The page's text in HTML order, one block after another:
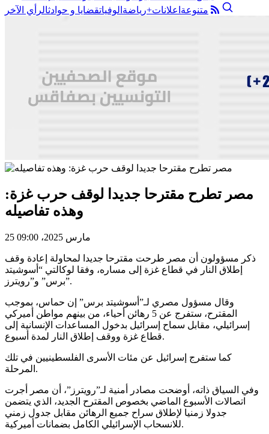
متنوعة اعلانات+رياضة الوفياتقضايا و حوادثالرأي الآخر
مصر تطرح مقترحا جديدا لوقف حرب غزة:
وهذه تفاصيله
25 مارس 2025، 09:00
ذكر مسؤولون أن مصر طرحت مقترحا جديدا لمحاولة إعادة وقف
إطلاق النار في قطاع غزة إلى مساره، وفقا لوكالتي “أسوشيتد
برس” و”رويترز”.
وقال مسؤول مصري لـ”أسوشيتد برس” إن حماس، بموجب
المقترح، ستفرج عن 5 رهائن أحياء، من بينهم مواطن أميركي
إسرائيلي، مقابل سماح إسرائيل بدخول المساعدات الإنسانية إلى
قطاع غزة ووقف إطلاق النار لمدة أسبوع.
كما ستفرج إسرائيل عن مئات الأسرى الفلسطينيين في تلك
المرحلة.
وفي السياق ذاته، أوضحت مصادر أمنية لـ”رويترز”، أن مصر أجرت
اتصالات الأسبوع الماضي بخصوص المقترح الجديد، الذي يتضمن
جدولا زمنيا لإطلاق سراح جميع الرهائن مقابل جدول زمني
للانسحاب الإسرائيلي الكامل بضمانات أميركية.